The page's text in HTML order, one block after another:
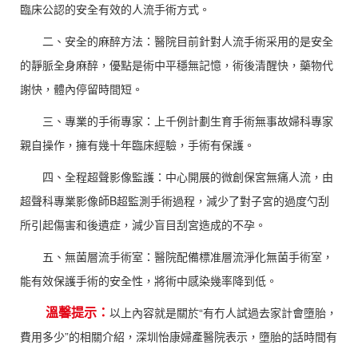
臨床公認的安全有效的人流手術方式。
二、安全的麻醉方法：醫院目前針對人流手術采用的是安全
的靜脈全身麻醉，優點是術中平穩無記憶，術後清醒快，藥物代
謝快，體內停留時間短。
三、專業的手術專家：上千例計劃生育手術無事故婦科專家
親自操作，擁有幾十年臨床經驗，手術有保護。
四、全程超聲影像監護：中心開展的微創保宮無痛人流，由
超聲科專業影像師B超監測手術過程，減少了對子宮的過度勺刮
所引起傷害和後遺症，減少盲目刮宮造成的不孕。
五、無菌層流手術室：醫院配備標准層流淨化無菌手術室，
能有效保護手術的安全性，將術中感染幾率降到低。
溫馨提示： 以上內容就是關於“有冇人試過去家計會墮胎，
費用多少”的相關介紹，深圳怡康婦產醫院表示，墮胎的話時間有